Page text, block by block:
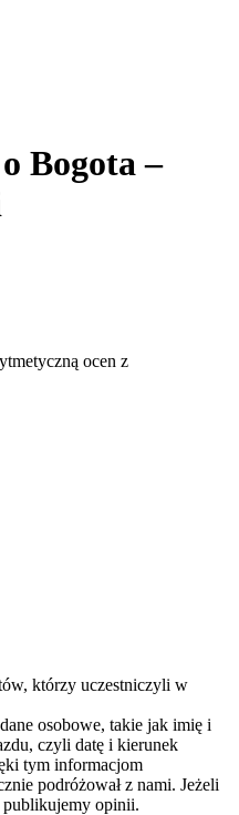
Bogota –
ocen z
którzy uczestniczyli w
osobowe, takie jak imię i
czyli datę i kierunek
tym informacjom
podróżował z nami. Jeżeli
publikujemy opinii.